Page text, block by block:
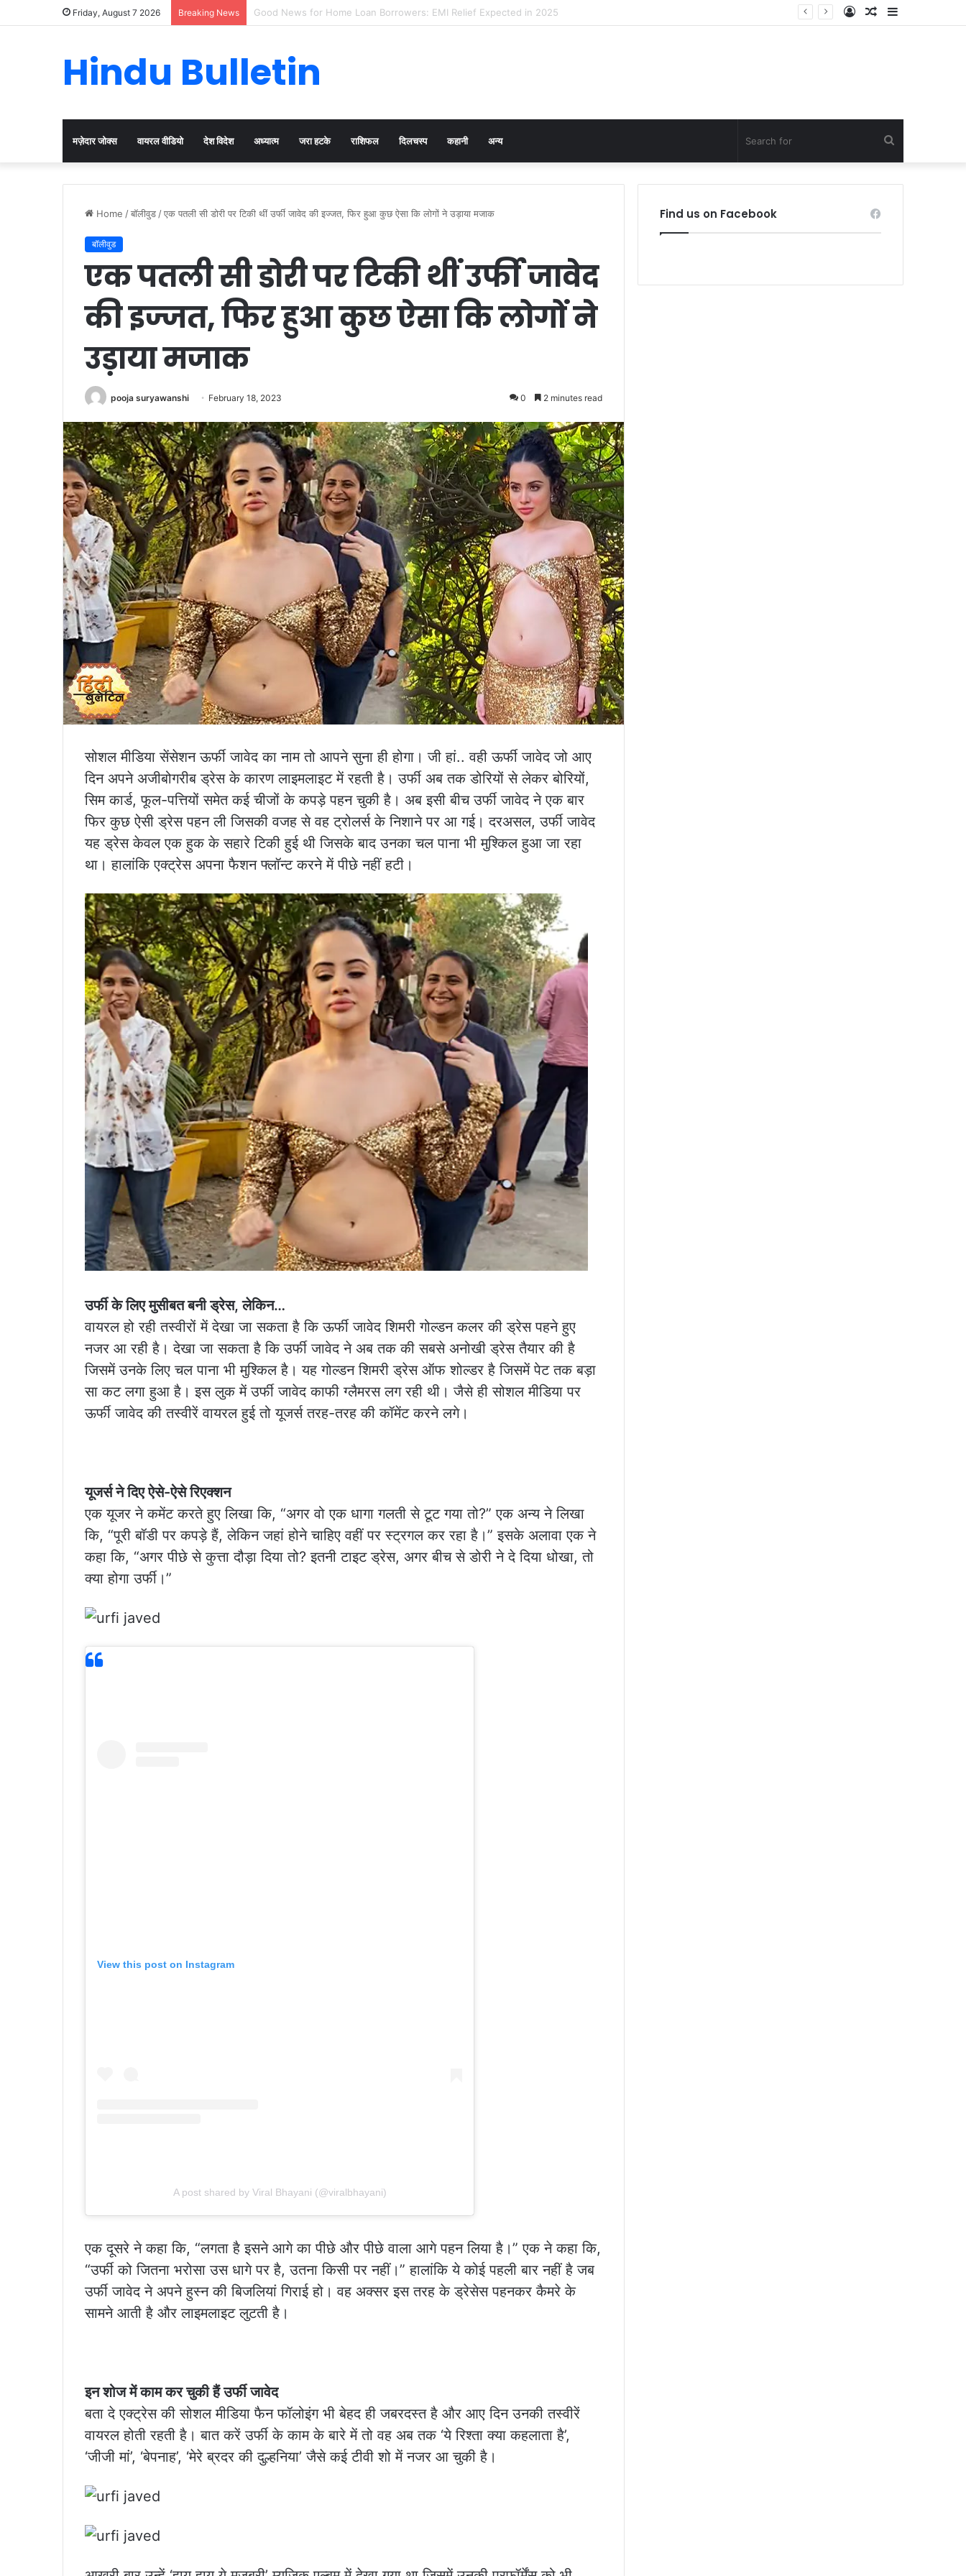
Friday, August 7 2026 Breaking News Cervical Cancer Prevention in Men: Why HPV Vaccination for Males is Critical Sidebar
Random
Log
Hindu Bulletin
मज़ेदार जोक्स वायरल वीडियो देश विदेश अध्यात्म जरा हटके राशिफल दिलचस्प कहानी अन्य
for
Home /बॉलीवुड /एक पतली सी डोरी पर टिकी थीं उर्फी जावेद की इज्जत, फिर हुआ कुछ ऐसा कि लोगों ने उड़ाया मजाक
बॉलीवुड
एक पतली सी डोरी पर टिकी थीं उर्फी जावेद
की इज्जत, फिर हुआ कुछ ऐसा कि लोगों ने
उड़ाया मजाक
pooja suryawanshi February 18, 2023 0 2 minutes read
सोशल मीडिया सेंसेशन ऊर्फी जावेद का नाम तो आपने सुना ही होगा। जी हां.. वही ऊर्फी जावेद जो आए
दिन अपने अजीबोगरीब ड्रेस के कारण लाइमलाइट में रहती है। उर्फी अब तक डोरियों से लेकर बोरियों,
सिम कार्ड, फूल-पत्तियों समेत कई चीजों के कपड़े पहन चुकी है। अब इसी बीच उर्फी जावेद ने एक बार
फिर कुछ ऐसी ड्रेस पहन ली जिसकी वजह से वह ट्रोलर्स के निशाने पर आ गई। दरअसल, उर्फी जावेद
यह ड्रेस केवल एक हुक के सहारे टिकी हुई थी जिसके बाद उनका चल पाना भी मुश्किल हुआ जा रहा
था। हालांकि एक्ट्रेस अपना फैशन फ्लॉन्ट करने में पीछे नहीं हटी।
उर्फी के लिए मुसीबत बनी ड्रेस, लेकिन…
वायरल हो रही तस्वीरों में देखा जा सकता है कि ऊर्फी जावेद शिमरी गोल्डन कलर की ड्रेस पहने हुए
नजर आ रही है। देखा जा सकता है कि उर्फी जावेद ने अब तक की सबसे अनोखी ड्रेस तैयार की है
जिसमें उनके लिए चल पाना भी मुश्किल है। यह गोल्डन शिमरी ड्रेस ऑफ शोल्डर है जिसमें पेट तक बड़ा
सा कट लगा हुआ है। इस लुक में उर्फी जावेद काफी ग्लैमरस लग रही थी। जैसे ही सोशल मीडिया पर
ऊर्फी जावेद की तस्वीरें वायरल हुई तो यूजर्स तरह-तरह की कॉमेंट करने लगे।
यूजर्स ने दिए ऐसे-ऐसे रिएक्शन
एक यूजर ने कमेंट करते हुए लिखा कि, “अगर वो एक धागा गलती से टूट गया तो?” एक अन्य ने लिखा
कि, “पूरी बॉडी पर कपड़े हैं, लेकिन जहां होने चाहिए वहीं पर स्ट्रगल कर रहा है।” इसके अलावा एक ने
कहा कि, “अगर पीछे से कुत्ता दौड़ा दिया तो? इतनी टाइट ड्रेस, अगर बीच से डोरी ने दे दिया धोखा, तो
क्या होगा उर्फी।”
View this post on Instagram
A post shared by Viral Bhayani (@viralbhayani)
एक दूसरे ने कहा कि, “लगता है इसने आगे का पीछे और पीछे वाला आगे पहन लिया है।” एक ने कहा कि,
“उर्फी को जितना भरोसा उस धागे पर है, उतना किसी पर नहीं।” हालांकि ये कोई पहली बार नहीं है जब
उर्फी जावेद ने अपने हुस्न की बिजलियां गिराई हो। वह अक्सर इस तरह के ड्रेसेस पहनकर कैमरे के
सामने आती है और लाइमलाइट लुटती है।
इन शोज में काम कर चुकी हैं उर्फी जावेद
बता दे एक्ट्रेस की सोशल मीडिया फैन फॉलोइंग भी बेहद ही जबरदस्त है और आए दिन उनकी तस्वीरें
वायरल होती रहती है। बात करें उर्फी के काम के बारे में तो वह अब तक ‘ये रिश्ता क्या कहलाता है’,
‘जीजी मां’, ‘बेपनाह’, ‘मेरे ब्रदर की दुल्हनिया’ जैसे कई टीवी शो में नजर आ चुकी है।
Find us on Facebook